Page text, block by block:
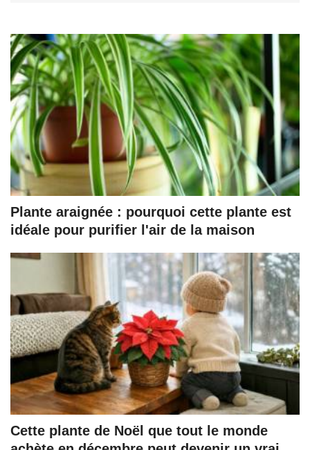
Plante araignée : pourquoi cette plante est
idéale pour purifier l'air de la maison
Cette plante de Noël que tout le monde